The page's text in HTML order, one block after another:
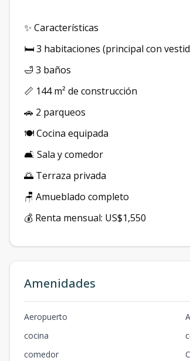
✨ Características
🛏️ 3 habitaciones (principal con
🛁 3 baños
📏 144 m² de construcción
🚗 2 parqueos
🍽️ Cocina equipada
🛋️ Sala y comedor
🌅 Terraza privada
🪑 Amueblado completo
💰 Renta mensual: US$1,550
Amenidades
Aeropuerto
cocina
comedor